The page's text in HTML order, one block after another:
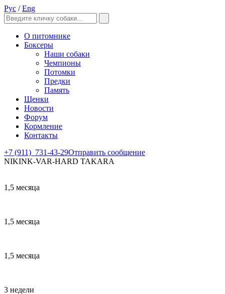
Рус /Eng
О питомнике
Боксеры
Наши собаки
Чемпионы
Потомки
Предки
Память
Щенки
Новости
Форум
Кормление
Контакты
+7 (911) 731-43-29Отправить сообщение
NIKINK-VAR-HARD TAKARA
1,5 месяца
1,5 месяца
1,5 месяца
3 недели